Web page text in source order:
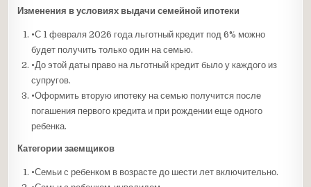
Изменения в условиях выдачи семейной ипотеки
•С 1 февраля 2026 года льготный кредит под 6% можно
будет получить только один на семью.
•До этой даты право на льготный кредит было у каждого из
супругов.
•Оформить вторую ипотеку на семью получится после
погашения первого кредита и при рождении еще одного
ребенка.
Категории заемщиков
•Семьи с ребенком в возрасте до шести лет включительно.